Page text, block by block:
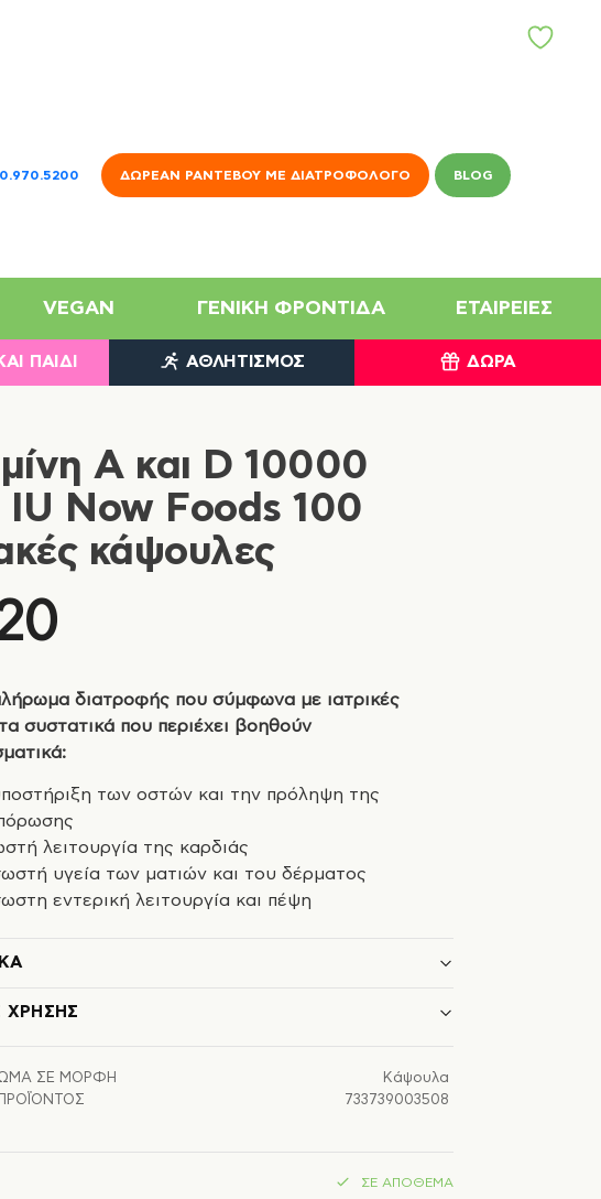
ΔΩΡΕΆΝ ΡΑΝΤΕΒΟΎ ΜΕ ΔΙΑΤΡΟΦΟΛΌΓΟ BLOG
ΑΓ
VEGAN ΓΕΝΙΚΉ ΦΡΟΝΤΊΔΑ ΕΤΑΙΡΕΊΕΣ
ΠΑΙΔΊ ΑΘΛΗΤΙΣΜΌΣ ΔΏΡΑ
A και D 10000
Now Foods 100
κάψουλες
διατροφής που σύμφωνα με ιατρικές
συστατικά που περιέχει βοηθούν
των οστών και την πρόληψη της
λειτουργία της καρδιάς
υγεία των ματιών και του δέρματος
εντερική λειτουργία και πέψη
ΧΡΉΣΗΣ
ΣΕ ΜΟΡΦΉ
Κάψουλα
733739003508
ΣΕ ΑΠΌΘΕΜΑ